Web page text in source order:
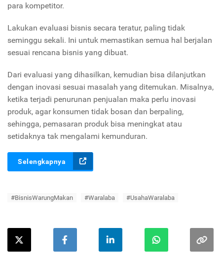
para kompetitor.
Lakukan evaluasi bisnis secara teratur, paling tidak
seminggu sekali. Ini untuk memastikan semua hal berjalan
sesuai rencana bisnis yang dibuat.
Dari evaluasi yang dihasilkan, kemudian bisa dilanjutkan
dengan inovasi sesuai masalah yang ditemukan. Misalnya,
ketika terjadi penurunan penjualan maka perlu inovasi
produk, agar konsumen tidak bosan dan berpaling,
sehingga, pemasaran produk bisa meningkat atau
setidaknya tak mengalami kemunduran.
Selengkapnya
#BisnisWarungMakan #Waralaba #UsahaWaralaba